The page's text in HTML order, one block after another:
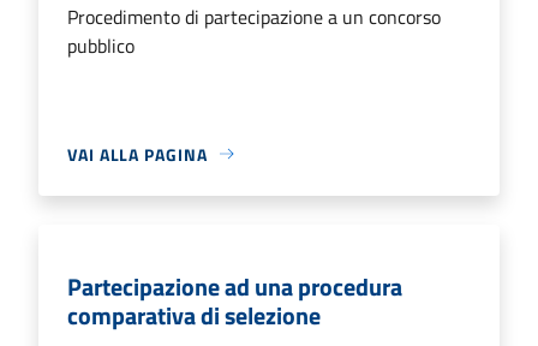
Procedimento di partecipazione a un concorso
pubblico
VAI ALLA PAGINA
Partecipazione ad una procedura
comparativa di selezione